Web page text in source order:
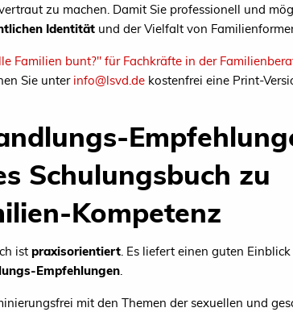
zu machen. Damit Sie professionell und
Identität und der Vielfalt von
Familien bunt?" für Fachkräfte in der
Sie unter info@lsvd.de kostenfrei eine Print-
Schulungsbuch zu
Kompetenz
ist praxisorientiert. Es liefert einen guten
Empfehlungen.
mit den Themen der sexuellen und